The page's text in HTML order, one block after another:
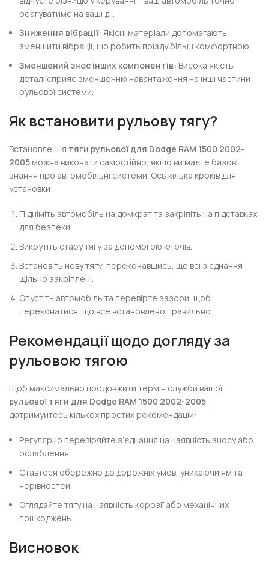
реагуватиме на ваші дії.
Зниження вібрації: Якісні матеріали допомагають
зменшити вібрації, що робить поїзду більш комфортною.
Зменшений знос інших компонентів: Висока якість
деталі сприяє зменшенню навантаження на інші частини
рульової системи.
Як встановити рульову тягу?
Встановлення тяги рульової для Dodge RAM 1500 2002-
2005 можна виконати самостійно, якщо ви маєте базові
знання про автомобільні системи. Ось кілька кроків для
установки:
Підніміть автомобіль на домкрат та закріпіть на підставках
для безпеки.
Викрутіть стару тягу за допомогою ключів.
Встановіть нову тягу, переконавшись, що всі з’єднання
щільно закріплені.
Опустіть автомобіль та перевірте зазори, щоб
переконатися, що все встановлено правильно.
Рекомендації щодо догляду за
рульовою тягою
Щоб максимально продовжити термін служби вашої
рульової тяги для Dodge RAM 1500 2002-2005,
дотримуйтесь кількох простих рекомендацій:
Регулярно перевіряйте з’єднання на наявність зносу або
ослаблення.
Ставтеся обережно до дорожніх умов, уникаючи ям та
нерівностей.
Оглядайте тягу на наявність корозії або механічних
пошкоджень.
Висновок